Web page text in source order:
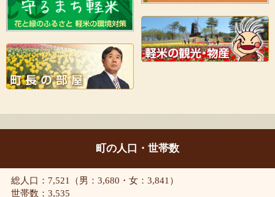
町の人口・世帯数
総人口：7,521（男：3,680・女：3,841）
世帯数：3,535